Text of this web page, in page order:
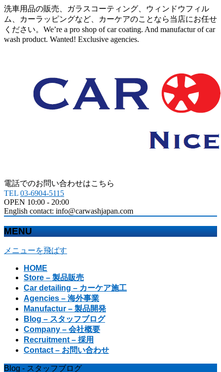
洗車用品の販売、ガラスコーティング、ウィンドウフィル
ム、カーラッピングなど、カーケアのことなら当店にお任せ
ください。We’re a pro shop of car coating. And manufactur of car
wash product. Wanted! Exclusive agencies.
電話でのお問い合わせはこちら
TEL 03-6904-5115
OPEN 10:00 - 20:00
English contact: info@carwashjapan.com
MENU
メニューを飛ばす
HOME
Store – 製品販売
Car detailing – カーケア施工
Agencies – 海外事業
Manufactur – 製品開発
Blog – スタッフブログ
Company – 会社概要
Recruitment – 採用
Contact – お問い合わせ
Blog - スタッフブログ